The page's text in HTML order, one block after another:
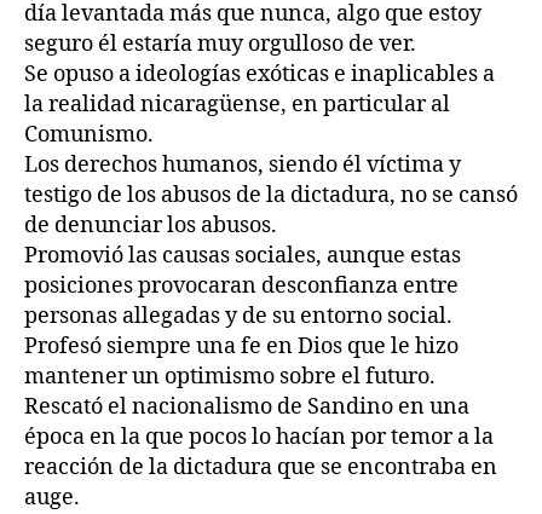
día levantada más que nunca, algo que estoy
seguro él estaría muy orgulloso de ver.
Se opuso a ideologías exóticas e inaplicables a
la realidad nicaragüense, en particular al
Comunismo.
Los derechos humanos, siendo él víctima y
testigo de los abusos de la dictadura, no se cansó
de denunciar los abusos.
Promovió las causas sociales, aunque estas
posiciones provocaran desconfianza entre
personas allegadas y de su entorno social.
Profesó siempre una fe en Dios que le hizo
mantener un optimismo sobre el futuro.
Rescató el nacionalismo de Sandino en una
época en la que pocos lo hacían por temor a la
reacción de la dictadura que se encontraba en
auge.